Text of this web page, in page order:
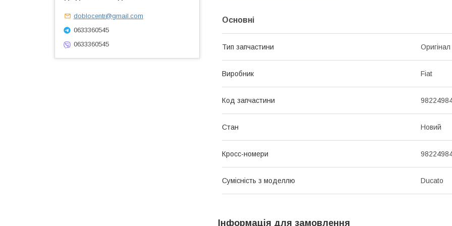
Основні
Тип запчастини Оригінал
Виробник Fiat
Код запчастини
Стан Новий
Кросс-номери
Сумісність з моделлю Ducato
Інформація для замовлення
doblocentr@gmail.com
0633360545
0633360545